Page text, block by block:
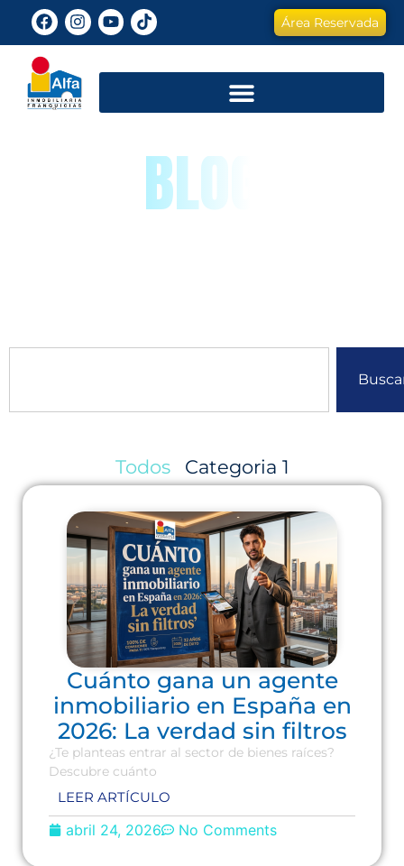
Área Reservada
BLOG
Categoria 1
Todos
Cuánto gana un agente
inmobiliario en España en
2026: La verdad sin filtros
¿Te planteas entrar al sector de bienes raíces?
Descubre cuánto
LEER ARTÍCULO
abril 24, 2026 No Comments